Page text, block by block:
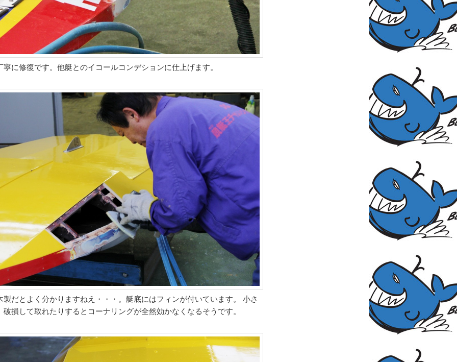
寧に修復です。他艇とのイコールコンデションに仕上げます。
製だとよく分かりますねえ・・・。艇底にはフィンが付いています。 小さ
破損して取れたりするとコーナリングが全然効かなくなるそうです。